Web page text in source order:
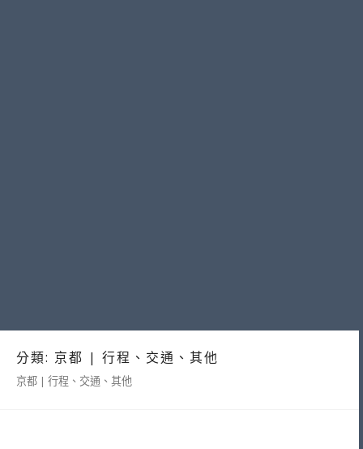
分類: 京都 | 行程、交通、其他
京都 | 行程、交通、其他